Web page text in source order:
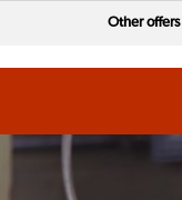
Other offers